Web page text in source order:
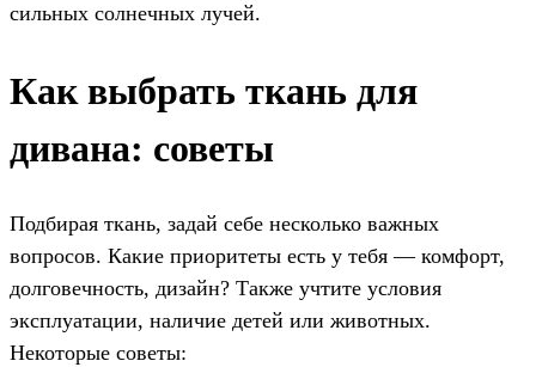
сильных солнечных лучей.
Как выбрать ткань для
дивана: советы
Подбирая ткань, задай себе несколько важных
вопросов. Какие приоритеты есть у тебя — комфорт,
долговечность, дизайн? Также учтите условия
эксплуатации, наличие детей или животных.
Некоторые советы: